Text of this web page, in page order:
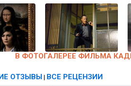
В ФОТОГАЛЕРЕЕ ФИЛЬМА
ОТЗЫВЫ | ВСЕ РЕЦЕНЗИИ